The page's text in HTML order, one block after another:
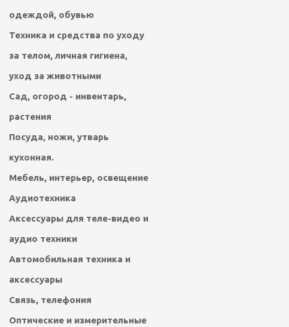
одеждой, обувью
Техника и средства по уходу
за телом, личная гигиена,
уход за животными
Сад, огород - инвентарь,
растения
Посуда, ножи, утварь
кухонная.
Мебель, интерьер, освещение
Аудиотехника
Аксессуары для теле-видео и
аудио техники
Автомобильная техника и
аксессуары
Связь, телефония
Оптические и измерительные